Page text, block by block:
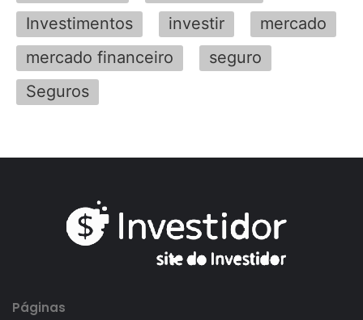
Investimentos
investir
mercado
mercado financeiro
seguro
Seguros
Páginas